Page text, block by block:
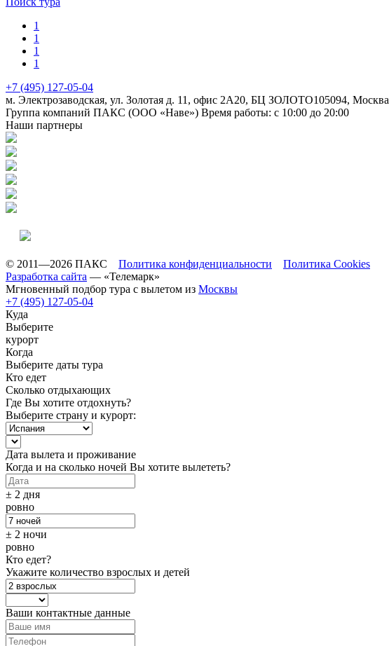
1
1
1
1
+7 (495) 127-05-04
м. Электрозаводская, ул. Золотая д. 11, офис 2А20, БЦ ЗОЛОТО105094, Москва
Группа компаний ПАКС (ООО «Наве») Время работы: с 10:00 до 20:00
Наши партнеры
© 2011—2026 ПАКС Политика конфиденциальности
Политика Cookies
Разработка сайта — «Телемарк»
Мгновенный подбор тура с вылетом из Москвы
+7 (495) 127-05-04
Куда
Выберите
курорт
Когда
Выберите даты тура
Кто едет
Сколько отдыхающих
Где Вы хотите отдохнуть?
Выберите страну и курорт:
Дата вылета и проживание
Когда и на сколько ночей Вы хотите вылететь?
± 2 дня
ровно
± 2 ночи
ровно
Кто едет?
Укажите количество взрослых и детей
Ваши контактные данные